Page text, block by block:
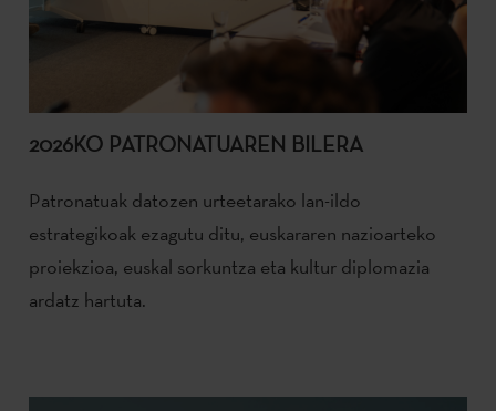
2026KO PATRONATUAREN BILERA
Patronatuak datozen urteetarako lan-ildo
estrategikoak ezagutu ditu, euskararen nazioarteko
proiekzioa, euskal sorkuntza eta kultur diplomazia
ardatz hartuta.